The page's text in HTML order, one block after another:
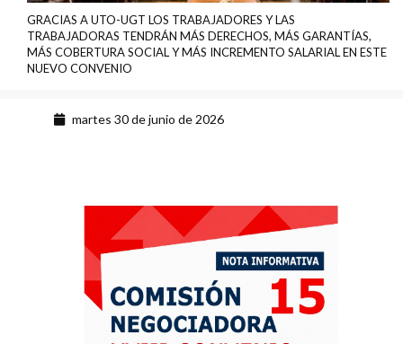
GRACIAS A UTO-UGT LOS TRABAJADORES Y LAS
TRABAJADORAS TENDRÁN MÁS DERECHOS, MÁS GARANTÍAS,
MÁS COBERTURA SOCIAL Y MÁS INCREMENTO SALARIAL EN ESTE
NUEVO CONVENIO
martes 30 de junio de 2026